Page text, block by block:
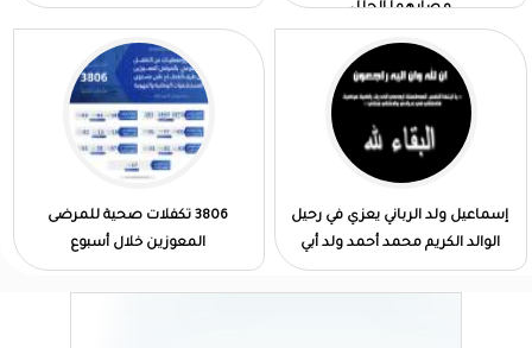
مصابهما الجلل
إسماعيل ولد الرباني يعزي في رحيل
الوالد الكريم محمد أحمد ولد أبي
3806 تكفلات صحية للمرضى
المعوزين خلال أسبوع